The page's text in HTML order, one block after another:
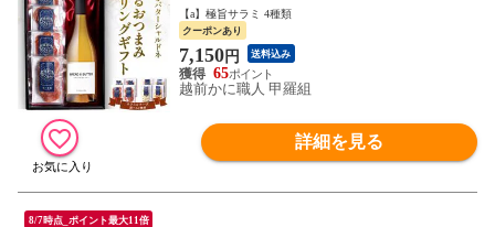
粧箱 ブレッドアンドバター Bread&Butter 7
50ml bread & butter お祝い プレゼント 誕生
日 御中元 お中元 残暑見舞い 夏ギフト
【a】極旨サラミ 4種類
クーポンあり
7,150円 送料込み
65
越前かに職人 甲羅組
詳細を見る
8/7時点_ポイント最大11倍